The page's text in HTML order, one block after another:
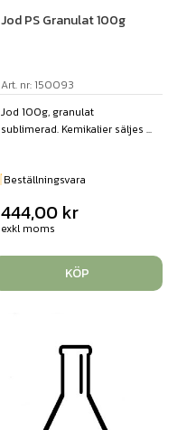
Jod PS Granulat 100g
Art. nr: 150093
Jod 100g, granulat
sublimerad. Kemikalier säljes ...
Beställningsvara
444,00 kr
exkl moms
KÖP